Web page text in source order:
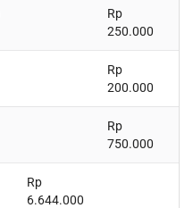
Rp
250.000
Rp
200.000
Rp
750.000
Rp
6.644.000